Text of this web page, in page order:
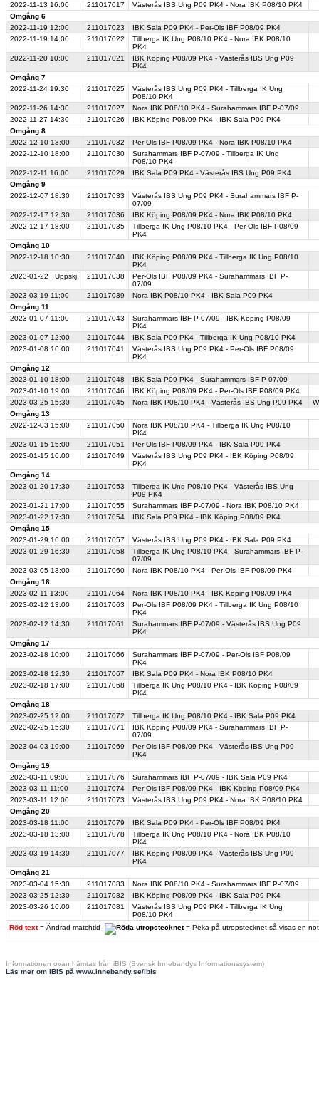
Röd text = Ändrad matchtid = Peka på utropstecknet så visas en
2022-11-13 16:00 211017017
Västerås IBS Ung P09 PK4 - Nora IBK P08/10 PK4
Omgång 6
2022-11-19 12:00 211017023
IBK Sala P09 PK4 - Per-Ols IBF P08/09 PK4
2022-11-19 14:00 211017022
Tillberga IK Ung P08/10 PK4 - Nora IBK P08/10
PK4
2022-11-20 10:00 211017021
IBK Köping P08/09 PK4 - Västerås IBS Ung P09
PK4
Omgång 7
2022-11-24 19:30 211017025
Västerås IBS Ung P09 PK4 - Tillberga IK Ung
P08/10 PK4
2022-11-26 14:30 211017027
Nora IBK P08/10 PK4 - Surahammars IBF P-07/09
2022-11-27 14:30 211017026
IBK Köping P08/09 PK4 - IBK Sala P09 PK4
Omgång 8
2022-12-10 13:00 211017032
Per-Ols IBF P08/09 PK4 - Nora IBK P08/10 PK4
2022-12-10 18:00 211017030
Surahammars IBF P-07/09 - Tillberga IK Ung
P08/10 PK4
2022-12-11 16:00 211017029
IBK Sala P09 PK4 - Västerås IBS Ung P09 PK4
Omgång 9
2022-12-07 18:30 211017033
Västerås IBS Ung P09 PK4 - Surahammars IBF P-
07/09
2022-12-17 12:30 211017036
IBK Köping P08/09 PK4 - Nora IBK P08/10 PK4
2022-12-17 18:00 211017035
Tillberga IK Ung P08/10 PK4 - Per-Ols IBF P08/09
PK4
Omgång 10
2022-12-18 10:30 211017040
IBK Köping P08/09 PK4 - Tillberga IK Ung P08/10
PK4
2023-01-22
Uppskj. 211017038
Per-Ols IBF P08/09 PK4 - Surahammars IBF P-
07/09
2023-03-19 11:00 211017039
Nora IBK P08/10 PK4 - IBK Sala P09 PK4
Omgång 11
2023-01-07 11:00 211017043
Surahammars IBF P-07/09 - IBK Köping P08/09
PK4
2023-01-07 12:00 211017044
IBK Sala P09 PK4 - Tillberga IK Ung P08/10 PK4
2023-01-08 16:00 211017041
Västerås IBS Ung P09 PK4 - Per-Ols IBF P08/09
PK4
Omgång 12
2023-01-10 18:00 211017048
IBK Sala P09 PK4 - Surahammars IBF P-07/09
2023-01-10 19:00 211017046
IBK Köping P08/09 PK4 - Per-Ols IBF P08/09 PK4
2023-03-25 15:30 211017045 Nora IBK P08/10 PK4 - Västerås IBS Ung P09 PK4
Omgång 13
2022-12-03 15:00 211017050
Nora IBK P08/10 PK4 - Tillberga IK Ung P08/10
PK4
2023-01-15 15:00 211017051
Per-Ols IBF P08/09 PK4 - IBK Sala P09 PK4
2023-01-15 16:00 211017049
Västerås IBS Ung P09 PK4 - IBK Köping P08/09
PK4
Omgång 14
2023-01-20 17:30 211017053
Tillberga IK Ung P08/10 PK4 - Västerås IBS Ung
P09 PK4
2023-01-21 17:00 211017055
Surahammars IBF P-07/09 - Nora IBK P08/10 PK4
2023-01-22 17:30 211017054
IBK Sala P09 PK4 - IBK Köping P08/09 PK4
Omgång 15
2023-01-29 16:00 211017057
Västerås IBS Ung P09 PK4 - IBK Sala P09 PK4
2023-01-29 16:30 211017058
Tillberga IK Ung P08/10 PK4 - Surahammars IBF P-
07/09
2023-03-05 13:00 211017060
Nora IBK P08/10 PK4 - Per-Ols IBF P08/09 PK4
Omgång 16
2023-02-11 13:00 211017064
Nora IBK P08/10 PK4 - IBK Köping P08/09 PK4
2023-02-12 13:00 211017063
Per-Ols IBF P08/09 PK4 - Tillberga IK Ung P08/10
PK4
2023-02-12 14:30 211017061
Surahammars IBF P-07/09 - Västerås IBS Ung P09
PK4
Omgång 17
2023-02-18 10:00 211017066
Surahammars IBF P-07/09 - Per-Ols IBF P08/09
PK4
2023-02-18 12:30 211017067
IBK Sala P09 PK4 - Nora IBK P08/10 PK4
2023-02-18 17:00 211017068
Tillberga IK Ung P08/10 PK4 - IBK Köping P08/09
PK4
Omgång 18
2023-02-25 12:00 211017072
Tillberga IK Ung P08/10 PK4 - IBK Sala P09 PK4
2023-02-25 15:30 211017071
IBK Köping P08/09 PK4 - Surahammars IBF P-
07/09
2023-04-03 19:00 211017069
Per-Ols IBF P08/09 PK4 - Västerås IBS Ung P09
PK4
Omgång 19
2023-03-11 09:00 211017076
Surahammars IBF P-07/09 - IBK Sala P09 PK4
2023-03-11 11:00 211017074
Per-Ols IBF P08/09 PK4 - IBK Köping P08/09 PK4
2023-03-11 12:00 211017073
Västerås IBS Ung P09 PK4 - Nora IBK P08/10 PK4
Omgång 20
2023-03-18 11:00 211017079
IBK Sala P09 PK4 - Per-Ols IBF P08/09 PK4
2023-03-18 13:00 211017078
Tillberga IK Ung P08/10 PK4 - Nora IBK P08/10
PK4
2023-03-19 14:30 211017077
IBK Köping P08/09 PK4 - Västerås IBS Ung P09
PK4
Omgång 21
2023-03-04 15:30 211017083
Nora IBK P08/10 PK4 - Surahammars IBF P-07/09
2023-03-25 12:30 211017082
IBK Köping P08/09 PK4 - IBK Sala P09 PK4
2023-03-26 16:00 211017081
Västerås IBS Ung P09 PK4 - Tillberga IK Ung
P08/10 PK4
Informationen ovan hämtas från iBIS (Svensk Innebandys Informationssystem)
Läs mer om iBIS på www.innebandy.se/ibis